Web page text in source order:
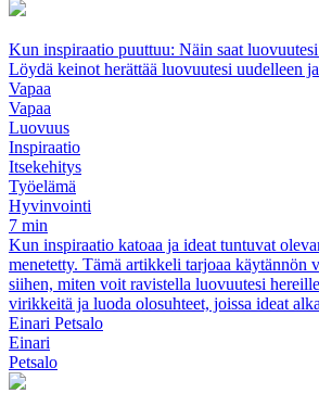
Kun inspiraatio puuttuu: Näin saat
Löydä keinot herättää luovuutesi uudelleen
Vapaa
Vapaa
Luovuus
Inspiraatio
Itsekehitys
Työelämä
Hyvinvointi
7 min
Kun inspiraatio katoaa ja ideat tuntuvat
menetetty. Tämä artikkeli tarjoaa käytännön
siihen, miten voit ravistella luovuutesi
virikkeitä ja luoda olosuhteet, joissa ideat
Einari Petsalo
Einari
Petsalo